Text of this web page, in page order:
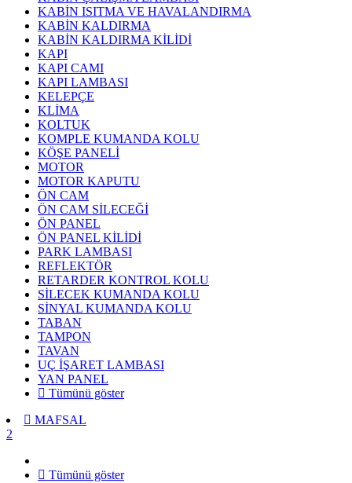
KABİN ISITMA VE HAVALANDIRMA
KABİN KALDIRMA
KABİN KALDIRMA KİLİDİ
KAPI
KAPI CAMI
KAPI LAMBASI
KELEPÇE
KLİMA
KOLTUK
KOMPLE KUMANDA KOLU
KÖŞE PANELİ
MOTOR
MOTOR KAPUTU
ÖN CAM
ÖN CAM SİLECEĞİ
ÖN PANEL
ÖN PANEL KİLİDİ
PARK LAMBASI
REFLEKTÖR
RETARDER KONTROL KOLU
SİLECEK KUMANDA KOLU
SİNYAL KUMANDA KOLU
TABAN
TAMPON
TAVAN
UÇ İŞARET LAMBASI
YAN PANEL
Tümünü göster
MAFSAL
2
Tümünü göster